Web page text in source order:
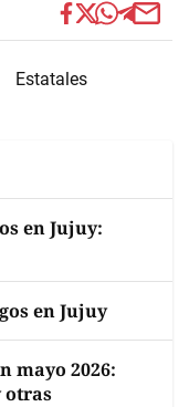
Estatales
en Jujuy:
en Jujuy
mayo 2026:
otras